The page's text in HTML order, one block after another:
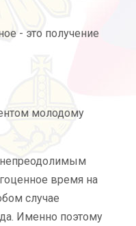
- это получение
молодому
непреодолимым
время на
случае
Именно поэтому